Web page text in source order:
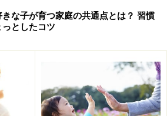
、1歳を過ぎた頃から、伝い歩き
チヨチ歩き出すようになります。
ば歩めの親心」という諺があるよう
早く一人で歩くようになることを望
が、歩く前の「ハイハイ」「高這
きな子が育つ家庭の共通点とは？ 習慣
としたコツ